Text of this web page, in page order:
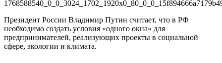
Президент России Владимир Путин считает, что в РФ
необходимо создать условия «одного окна» для
предпринимателей, реализующих проекты в социальной
сфере, экологии и климата.